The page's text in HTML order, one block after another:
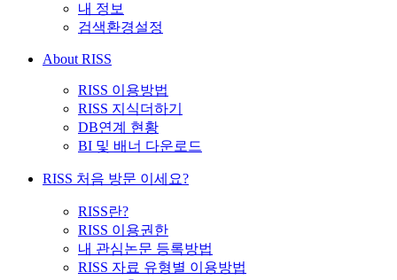
내 정보
검색환경설정
About RISS
RISS 이용방법
RISS 지식더하기
DB연계 현황
BI 및 배너 다운로드
RISS 처음 방문 이세요?
RISS란?
RISS 이용권한
내 관심논문 등록방법
RISS 자료 유형별 이용방법